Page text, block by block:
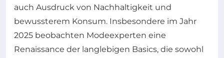
auch Ausdruck von Nachhaltigkeit und
bewussterem Konsum. Insbesondere im Jahr
2025 beobachten Modeexperten eine
Renaissance der langlebigen Basics, die sowohl